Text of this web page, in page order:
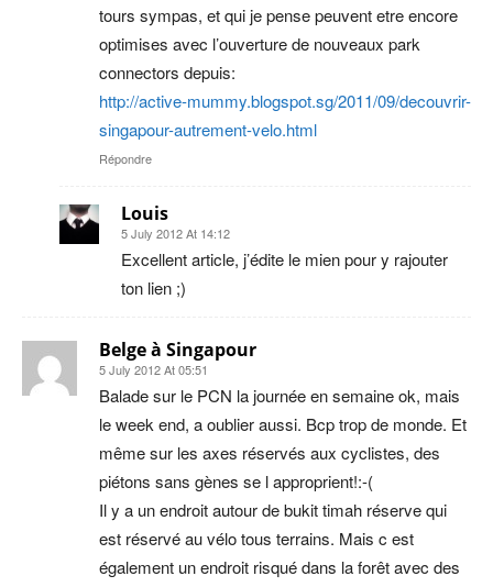
tours sympas, et qui je pense peuvent etre encore
optimises avec l’ouverture de nouveaux park
connectors depuis:
http://active-mummy.blogspot.sg/2011/09/decouvrir-
singapour-autrement-velo.html
Répondre
Louis
5 July 2012 At 14:12
Excellent article, j’édite le mien pour y rajouter
ton lien ;)
Belge à Singapour
5 July 2012 At 05:51
Balade sur le PCN la journée en semaine ok, mais
le week end, a oublier aussi. Bcp trop de monde. Et
même sur les axes réservés aux cyclistes, des
piétons sans gènes se l approprient!:-(
Il y a un endroit autour de bukit timah réserve qui
est réservé au vélo tous terrains. Mais c est
également un endroit risqué dans la forêt avec des